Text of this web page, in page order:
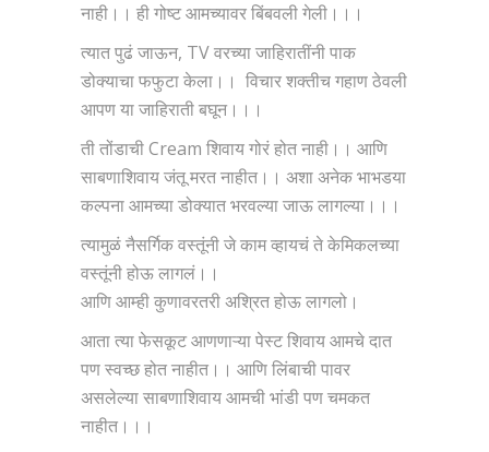
नाही।। ही गोष्ट आमच्यावर बिंबवली गेली।।।
त्यात पुढं जाऊन, TV वरच्या जाहिरातींनी पाक
डोक्याचा फफुटा केला।। विचार शक्तीच गहाण ठेवली
आपण या जाहिराती बघून।।।
ती तोंडाची Cream शिवाय गोरं होत नाही।। आणि
साबणाशिवाय जंतू मरत नाहीत।। अशा अनेक भाभडया
कल्पना आमच्या डोक्यात भरवल्या जाऊ लागल्या।।।
त्यामुळं नैसर्गिक वस्तूंनी जे काम व्हायचं ते केमिकलच्या
वस्तूंनी होऊ लागलं।।
आणि आम्ही कुणावरतरी अश्रित होऊ लागलो।
आता त्या फेसकूट आणणाऱ्या पेस्ट शिवाय आमचे दात
पण स्वच्छ होत नाहीत।। आणि लिंबाची पावर
असलेल्या साबणाशिवाय आमची भांडी पण चमकत
नाहीत।।।